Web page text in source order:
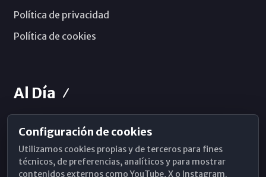
Política de privacidad
Política de cookies
Al Día
Horarios de Misa
Hemeroteca
Configuración de cookies
Utilizamos cookies propias y de terceros para fines
técnicos, de preferencias, analíticos y para mostrar
contenidos externos como YouTube, X o Instagram.